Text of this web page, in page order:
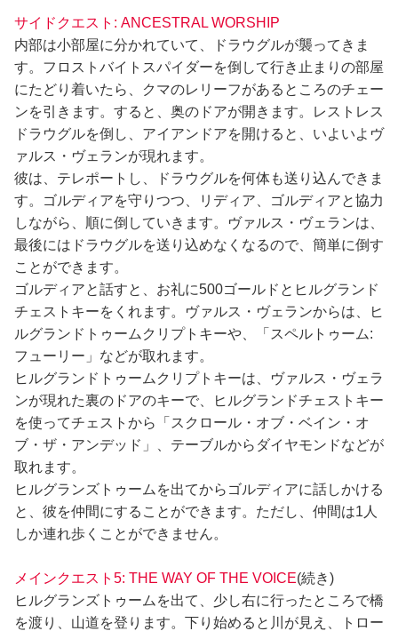
サイドクエスト: ANCESTRAL WORSHIP
内部は小部屋に分かれていて、ドラウグルが襲ってきま
す。フロストバイトスパイダーを倒して行き止まりの部屋
にたどり着いたら、クマのレリーフがあるところのチェー
ンを引きます。すると、奥のドアが開きます。レストレス
ドラウグルを倒し、アイアンドアを開けると、いよいよヴ
ァルス・ヴェランが現れます。
彼は、テレポートし、ドラウグルを何体も送り込んできま
す。ゴルディアを守りつつ、リディア、ゴルディアと協力
しながら、順に倒していきます。ヴァルス・ヴェランは、
最後にはドラウグルを送り込めなくなるので、簡単に倒す
ことができます。
ゴルディアと話すと、お礼に500ゴールドとヒルグランド
チェストキーをくれます。ヴァルス・ヴェランからは、ヒ
ルグランドトゥームクリプトキーや、「スペルトゥーム:
フューリー」などが取れます。
ヒルグランドトゥームクリプトキーは、ヴァルス・ヴェラ
ンが現れた裏のドアのキーで、ヒルグランドチェストキー
を使ってチェストから「スクロール・オブ・ベイン・オ
ブ・ザ・アンデッド」、テーブルからダイヤモンドなどが
取れます。
ヒルグランズトゥームを出てからゴルディアに話しかける
と、彼を仲間にすることができます。ただし、仲間は1人
しか連れ歩くことができません。
メインクエスト5: THE WAY OF THE VOICE(続き)
ヒルグランズトゥームを出て、少し右に行ったところで橋
を渡り、山道を登ります。下り始めると川が見え、トロー